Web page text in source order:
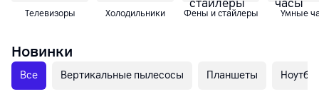
Телевизоры Холодильники Фены и стайлеры Умные
Новинки
Все Вертикальные пылесосы Планшеты